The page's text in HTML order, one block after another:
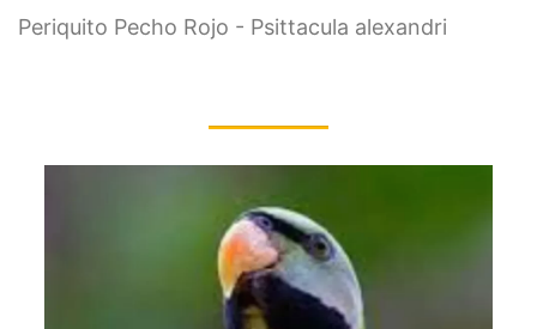
Periquito Pecho Rojo - Psittacula alexandri